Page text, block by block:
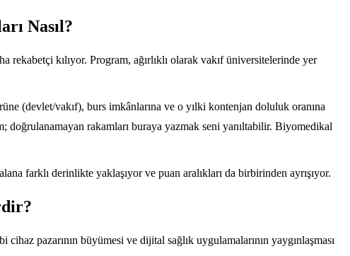
Nasıl?
kılıyor. Program, ağırlıklı olarak vakıf üniversitelerinde yer
(devlet/vakıf), burs imkânlarına ve o yılki kontenjan doluluk oranına
rakamları buraya yazmak seni yanıltabilir. Biyomedikal
farklı derinlikte yaklaşıyor ve puan aralıkları da birbirinden ayrışıyor.
pazarının büyümesi ve dijital sağlık uygulamalarının yaygınlaşması